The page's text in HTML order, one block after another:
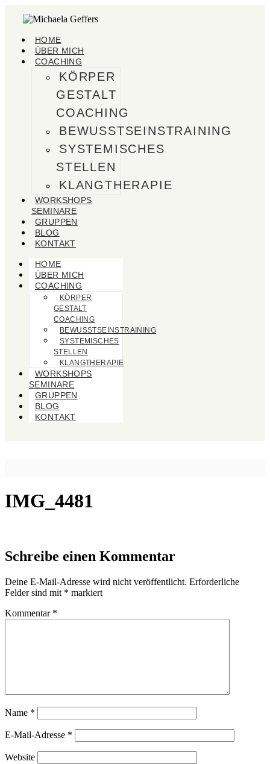
HOME
ÜBER MICH
COACHING
KÖRPER
GESTALT
COACHING
BEWUSSTSEINSTRAINING
SYSTEMISCHES
STELLEN
KLANGTHERAPIE
WORKSHOPS
SEMINARE
GRUPPEN
BLOG
KONTAKT
HOME
ÜBER MICH
COACHING
KÖRPER
GESTALT
COACHING
BEWUSSTSEINSTRAINING
SYSTEMISCHES
STELLEN
KLANGTHERAPIE
WORKSHOPS
SEMINARE
GRUPPEN
BLOG
KONTAKT
IMG_4481
Schreibe einen Kommentar
Deine E-Mail-Adresse wird nicht veröffentlicht. Erforderliche
Felder sind mit * markiert
Kommentar *
Name *
E-Mail-Adresse *
Website